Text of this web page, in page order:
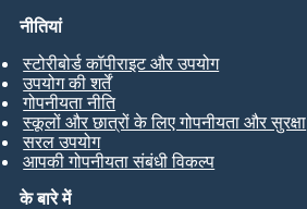
के बारे में
नीतियां
स्टोरीबोर्ड कॉपीराइट और उपयोग
उपयोग की शर्तें
गोपनीयता नीति
स्कूलों और छात्रों के लिए गोपनीयता और सुरक्षा
सरल उपयोग
आपकी गोपनीयता संबंधी विकल्प